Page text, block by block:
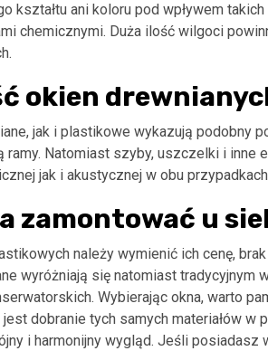
kształtu ani koloru pod wpływem
chemicznymi. Duża ilość wilgoci
okien
jak i plastikowe wykazują podobny
ramy. Natomiast szyby, uszczelki i inne
jak i akustycznej w obu
zamontować u
należy wymienić ich cenę,
wyróżniają się natomiast tradycyjnym
Wybierając okna, warto
jest dobranie tych samych materiałów
i harmonijny wygląd. Jeśli posiadasz